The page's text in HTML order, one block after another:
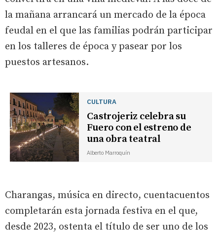
la mañana arrancará un mercado de la época
feudal en el que las familias podrán participar
en los talleres de época y pasear por los
puestos artesanos.
CULTURA
Castrojeriz celebra su
Fuero con el estreno de
una obra teatral
Alberto Marroquín
Charangas, música en directo, cuentacuentos
completarán esta jornada festiva en el que,
desde 2023, ostenta el título de ser uno de los